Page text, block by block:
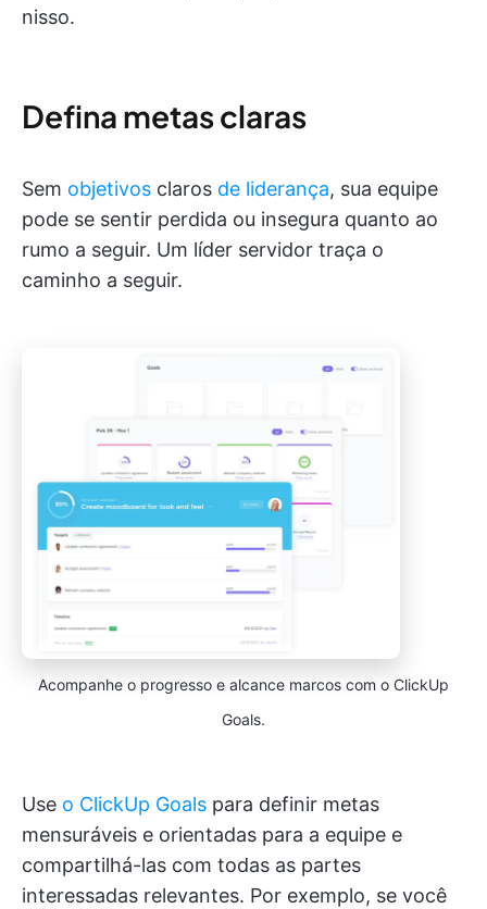
nisso.
Defina metas claras
Sem objetivos claros de liderança, sua equipe
pode se sentir perdida ou insegura quanto ao
rumo a seguir. Um líder servidor traça o
caminho a seguir.
Acompanhe o progresso e alcance marcos com o ClickUp
Goals.
Use o ClickUp Goals para definir metas
mensuráveis e orientadas para a equipe e
compartilhá-las com todas as partes
interessadas relevantes. Por exemplo, se você